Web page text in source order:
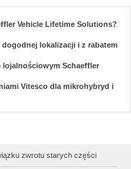
Vehicle Lifetime Solutions?
lokalizacji i z rabatem
lojalnościowym Schaeffler
Vitesco dla mikrohybryd i
zwrotu starych części